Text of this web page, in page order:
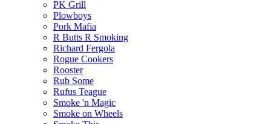
PK Grill
Plowboys
Pork Mafia
R Butts R Smoking
Richard Fergola
Rogue Cookers
Rooster
Rub Some
Rufus Teague
Smoke 'n Magic
Smoke on Wheels